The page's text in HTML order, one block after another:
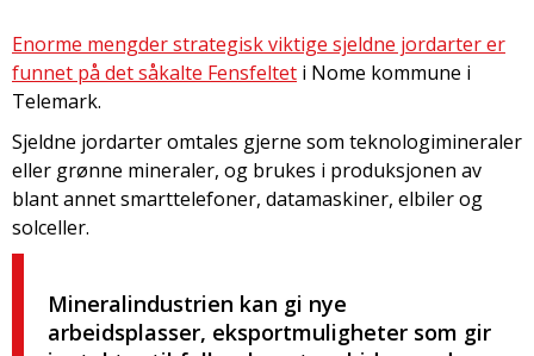
Enorme mengder strategisk viktige sjeldne jordarter er
funnet på det såkalte Fensfeltet i Nome kommune i
Telemark.
Sjeldne jordarter omtales gjerne som teknologimineraler
eller grønne mineraler, og brukes i produksjonen av
blant annet smarttelefoner, datamaskiner, elbiler og
solceller.
Mineralindustrien kan gi nye
arbeidsplasser, eksportmuligheter som gir